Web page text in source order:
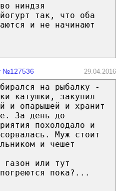
ниндзя
так, что оба
и не начинают
№127536 29.04.2016
на рыбалку -
катушки, закупил
и опарышей и хранит
За день до
похолодало и
Муж стоит
и чешет
газон или тут
пока?...